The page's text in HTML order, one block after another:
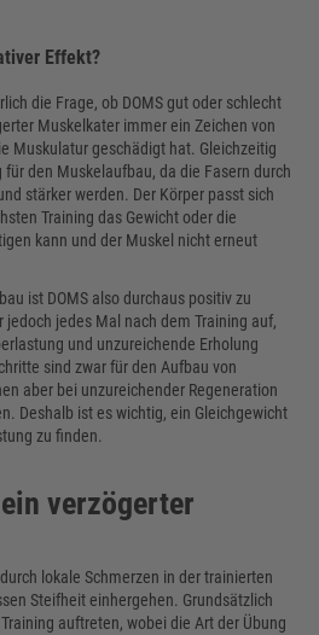
Effekt?
die Frage, ob DOMS gut oder schlecht
Muskelkater immer ein Zeichen von
Muskulatur geschädigt hat. Gleichzeitig
den Muskelaufbau, da die Fasern durch
stärker werden. Der Körper passt sich
Training das Gewicht oder die
kann und der Muskel nicht erneut
ist DOMS also durchaus positiv zu
jedes Mal nach dem Training auf,
und unzureichende Erholung
sind zwar für den Aufbau von
aber bei unzureichender Regeneration
Deshalb ist es wichtig, ein Gleichgewicht
zu finden.
verzögerter
lokale Schmerzen in der trainierten
Steifheit einhergehen. Grundsätzlich
auftreten, wobei die Art der Übung